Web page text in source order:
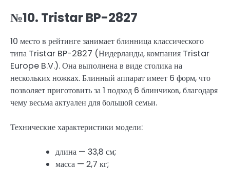
№10. Tristar BP-2827
10 место в рейтинге занимает блинница классического
типа Tristar BP-2827 (Нидерланды, компания Tristar
Europe B.V.). Она выполнена в виде столика на
нескольких ножках. Блинный аппарат имеет 6 форм, что
позволяет приготовить за 1 подход 6 блинчиков, благодаря
чему весьма актуален для большой семьи.
Технические характеристики модели:
длина — 33,8 см;
масса — 2,7 кг;